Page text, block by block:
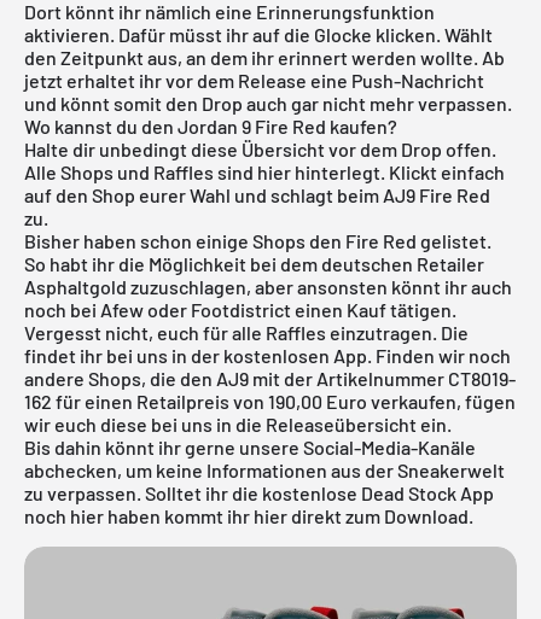
Dort könnt ihr nämlich eine Erinnerungsfunktion
aktivieren. Dafür müsst ihr auf die Glocke klicken. Wählt
den Zeitpunkt aus, an dem ihr erinnert werden wollte. Ab
jetzt erhaltet ihr vor dem Release eine Push-Nachricht
und könnt somit den Drop auch gar nicht mehr verpassen.
Wo kannst du den Jordan 9 Fire Red kaufen?
Halte dir unbedingt diese Übersicht vor dem Drop offen.
Alle Shops und Raffles sind hier hinterlegt. Klickt einfach
auf den Shop eurer Wahl und schlagt beim AJ9 Fire Red
zu.
Bisher haben schon einige Shops den Fire Red gelistet.
So habt ihr die Möglichkeit bei dem deutschen Retailer
Asphaltgold zuzuschlagen, aber ansonsten könnt ihr auch
noch bei Afew oder Footdistrict einen Kauf tätigen.
Vergesst nicht, euch für alle Raffles einzutragen. Die
findet ihr bei uns in der kostenlosen App. Finden wir noch
andere Shops, die den AJ9 mit der Artikelnummer CT8019-
162 für einen Retailpreis von 190,00 Euro verkaufen, fügen
wir euch diese bei uns in die Releaseübersicht ein.
Bis dahin könnt ihr gerne unsere Social-Media-Kanäle
abchecken, um keine Informationen aus der Sneakerwelt
zu verpassen. Solltet ihr die kostenlose Dead Stock App
noch hier haben kommt ihr hier direktzum Download.